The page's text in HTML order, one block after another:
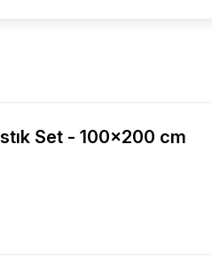
Set - 100x200 cm